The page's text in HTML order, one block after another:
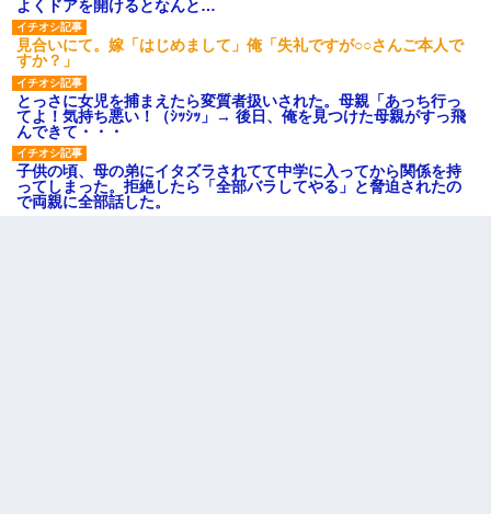
よくドアを開けるとなんと…
見合いにて。嫁「はじめまして」俺「失礼ですが○○さんご本人で
すか？」
とっさに女児を捕まえたら変質者扱いされた。母親「あっち行っ
てよ！気持ち悪い！（ｼｯｼｯ」→ 後日、俺を見つけた母親がすっ飛
んできて・・・
子供の頃、母の弟にイタズラされてて中学に入ってから関係を持
ってしまった。拒絶したら「全部バラしてやる」と脅迫されたの
で両親に全部話した。